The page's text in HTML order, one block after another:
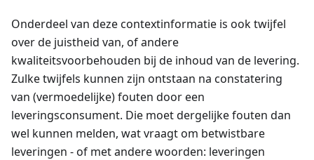
Onderdeel van deze contextinformatie is ook twijfel
over de juistheid van, of andere
kwaliteitsvoorbehouden bij de inhoud van de levering.
Zulke twijfels kunnen zijn ontstaan na constatering
van (vermoedelijke) fouten door een
leveringsconsument. Die moet dergelijke fouten dan
wel kunnen melden, wat vraagt om betwistbare
leveringen - of met andere woorden: leveringen